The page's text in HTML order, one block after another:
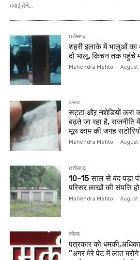
दवाई देने...
छत्तीसगढ़
शहरी इलाके में भालुओं
दो भालू, किचन तक पहुंचे
Mahendra Mahto - August
कोरबा
सट्टा औऱ नशेडिय़ों करा
बढ़ते जा रहा है,
मूल काम की जगह
Mahendra Mahto - August
छत्तीसगढ़
10–15 साल से बंद पड़ा
परिसर लाखों की संपत्ति
Mahendra Mahto - August
कोरबा
पत्रकार को
”अगर मेरे पेट में लात मरोगे